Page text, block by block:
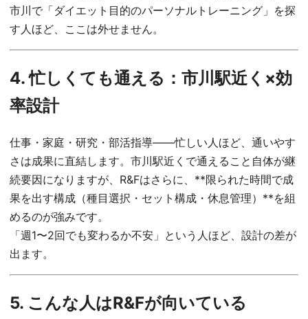
市川で「ダイエット目的のパーソナルトレーニング」を探
す人ほど、ここは外せません。
4. 忙しくても通える：市川駅近く×効
率設計
仕事・家庭・研究・部活指導——忙しい人ほど、通いやす
さは成果に直結します。市川駅近くで通えること自体が継
続要因になりますが、R&Fはさらに、**限られた時間で成
果を出す構成（種目選択・セット構成・休息管理）**を組
めるのが強みです。
「週1〜2回でも変わるか不安」という人ほど、設計の差が
出ます。
5. こんな人はR&Fが向いている